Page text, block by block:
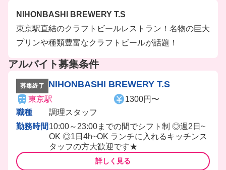
NIHONBASHI BREWERY T.S
東京駅直結のクラフトビールレストラン！名物の巨大
プリンや種類豊富なクラフトビールが話題！
アルバイト募集条件
募集終了 NIHONBASHI BREWERY T.S
東京駅
1300円〜
職種
調理スタッフ
勤務時間 10:00～23:00までの間でシフト制 ◎週2日~
OK ◎1日4h~OK ランチに入れるキッチンス
タッフの方大歓迎です★
詳しく見る